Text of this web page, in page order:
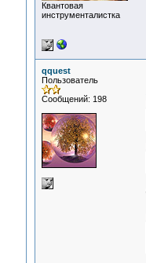
Квантовая
инструменталистка
qquest
Пользователь
Сообщений: 198